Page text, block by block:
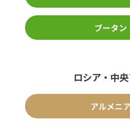
ブータン
ロシア・中
アルメニ